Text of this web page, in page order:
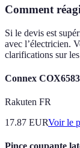
Comment
Si le devis est
avec l’électricien.
clarifications sur
Connex
Rakuten FR
17.87 EURVoir le